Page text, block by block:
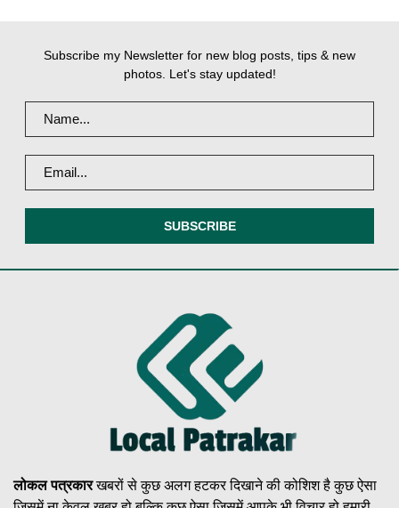
Subscribe my Newsletter for new blog posts, tips & new
photos. Let's stay updated!
लोकल पत्रकारखबरों से कुछ अलग हटकर दिखाने की कोशिश है कुछ ऐसा